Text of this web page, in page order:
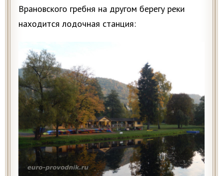
Врановского гребня на другом берегу реки
находится лодочная станция: